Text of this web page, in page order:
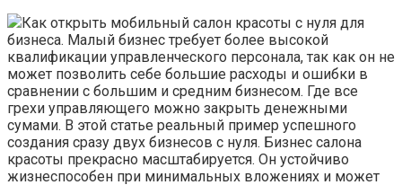
Как открыть мобильный салон красоты с нуля для
бизнеса. Малый бизнес требует более высокой
квалификации управленческого персонала, так как он не
может позволить себе большие расходы и ошибки в
сравнении с большим и средним бизнесом. Где все
грехи управляющего можно закрыть денежными
сумами. В этой статье реальный пример успешного
создания сразу двух бизнесов с нуля. Бизнес салона
красоты прекрасно масштабируется. Он устойчиво
жизнеспособен при минимальных вложениях и может